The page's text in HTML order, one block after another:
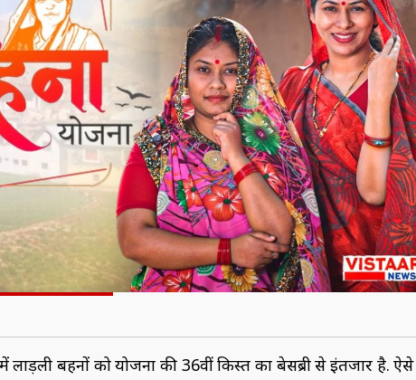
में लाड़ली बहनों को योजना की 36वीं किस्‍त का बेसब्री से इंतजार है.